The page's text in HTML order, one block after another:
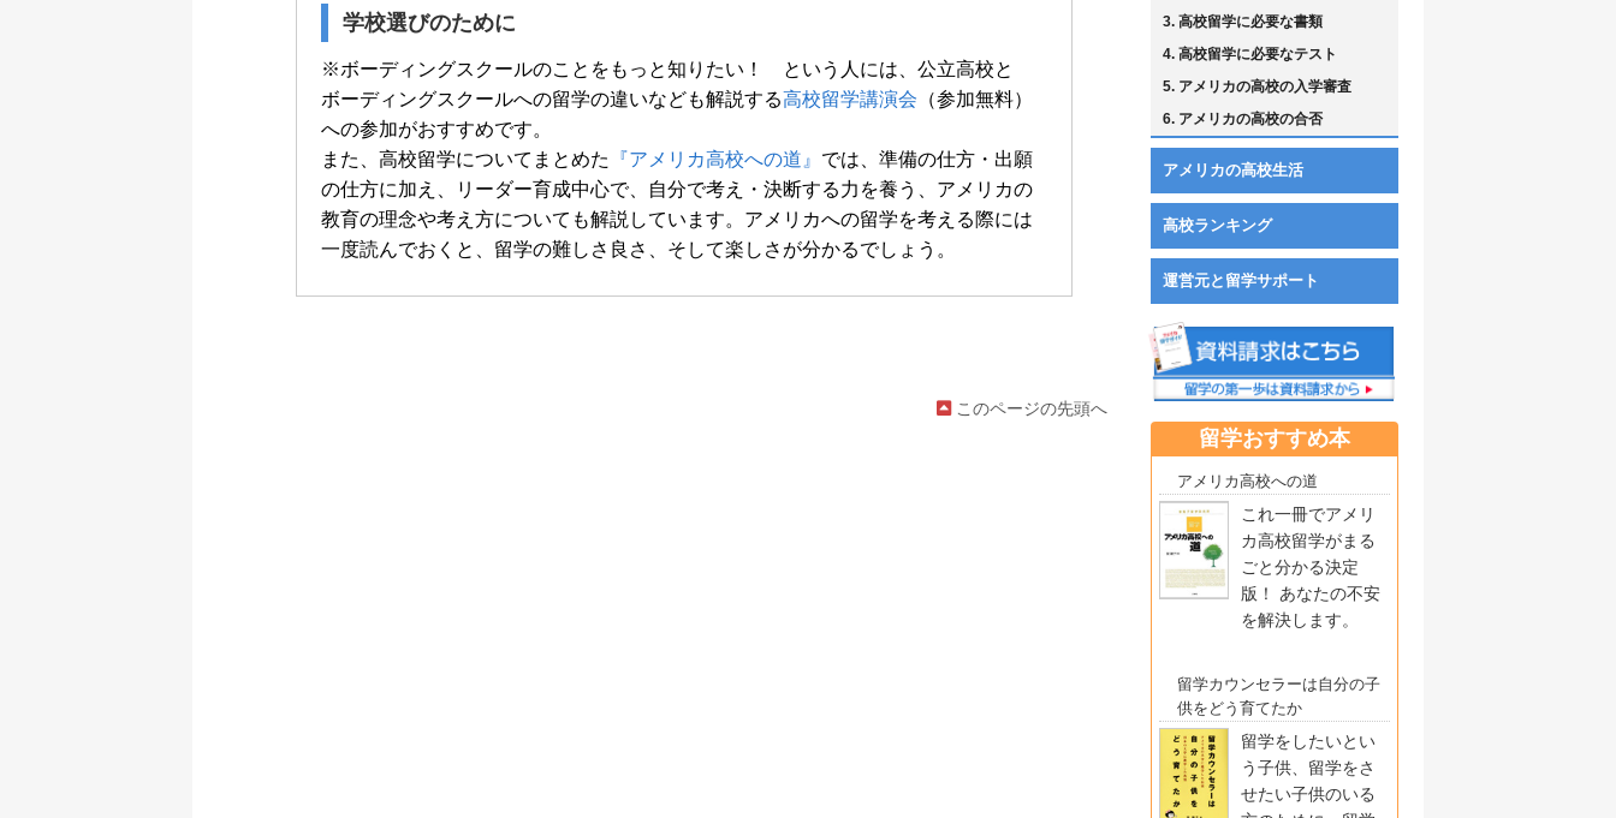
学校選びのために
※ボーディングスクールのことをもっと知りたい！ という人には、公立高校と
ボーディングスクールへの留学の違いなども解説する高校留学講演会 （参加無料）
への参加がおすすめです。
また、高校留学についてまとめた 『アメリカ高校への道』 では、準備の仕方・出願
の仕方に加え、リーダー育成中心で、自分で考え・決断する力を養う、アメリカの
教育の理念や考え方についても解説しています。アメリカへの留学を考える際には
一度読んでおくと、留学の難しさ良さ、そして楽しさが分かるでしょう。
このページの先頭へ
3. 高校留学に必要な書類
4. 高校留学に必要なテスト
5. アメリカの高校の入学審査
6. アメリカの高校の合否
アメリカの高校生活
高校ランキング
運営元と留学サポート
留学おすすめ本
アメリカ高校への道
これ一冊でアメリ
カ高校留学がまる
ごと分かる決定
版！ あなたの不安
を解決します。
留学カウンセラーは自分の子
供をどう育てたか
留学をしたいとい
う子供、留学をさ
せたい子供のいる